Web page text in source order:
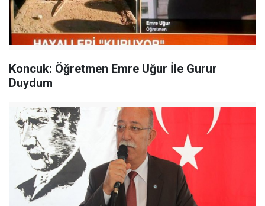
Koncuk: Öğretmen Emre Uğur İle Gurur
Duydum